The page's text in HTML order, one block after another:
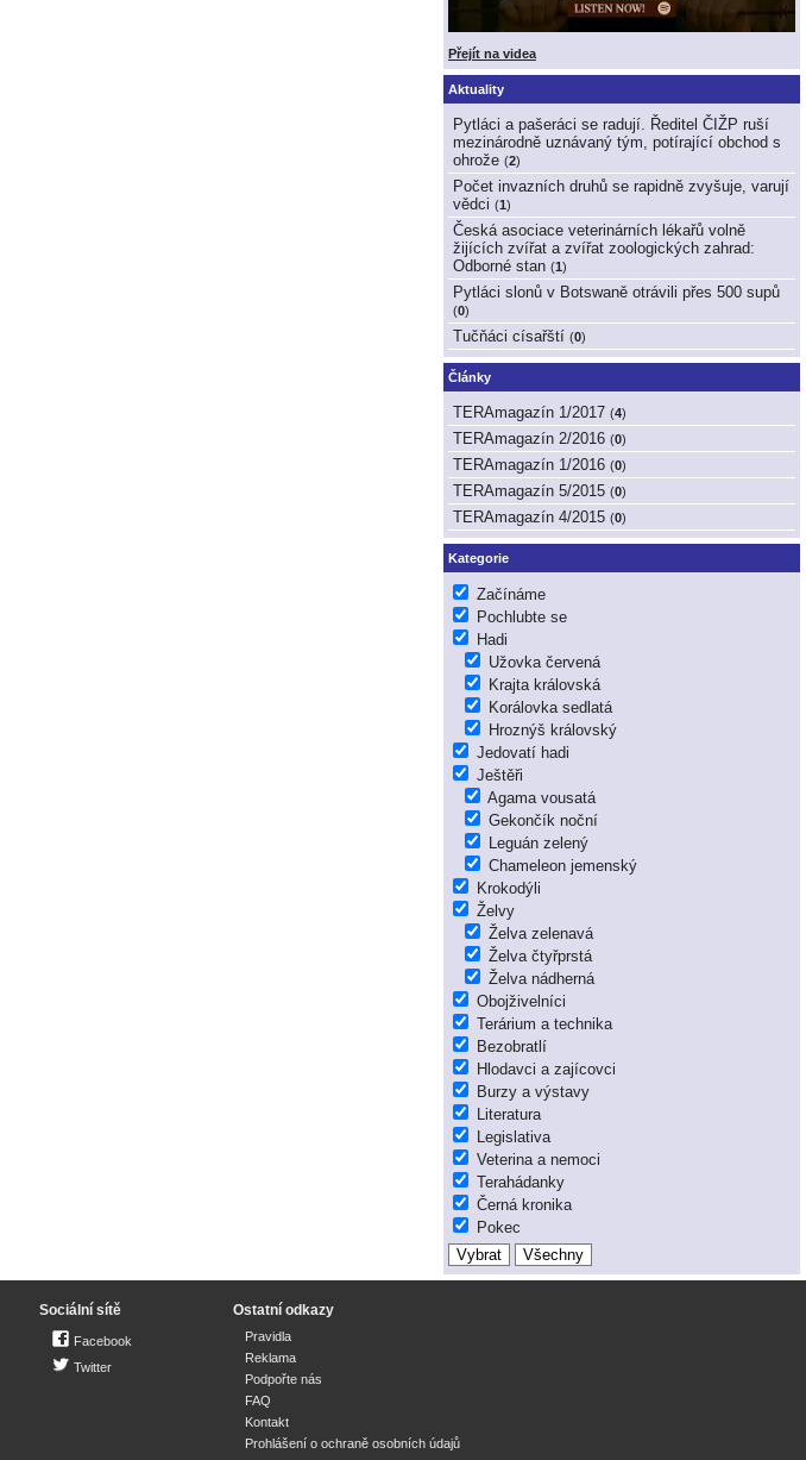
Přejít na videa
Aktuality
Pytláci a pašeráci se radují. Ředitel ČIŽP ruší
mezinárodně uznávaný tým, potírající obchod s
ohrože (2)
Počet invazních druhů se rapidně zvyšuje, varují
vědci (1)
Česká asociace veterinárních lékařů volně
žijících zvířat a zvířat zoologických zahrad:
Odborné stan (1)
Pytláci slonů v Botswaně otrávili přes 500 supů
(0)
Tučňáci císařští (0)
Články
TERAmagazín 1/2017 (4)
TERAmagazín 2/2016 (0)
TERAmagazín 1/2016 (0)
TERAmagazín 5/2015 (0)
TERAmagazín 4/2015 (0)
Kategorie
Začínáme
Pochlubte se
Hadi
Užovka červená
Krajta královská
Korálovka sedlatá
Hroznýš královský
Jedovatí hadi
Ještěři
Agama vousatá
Gekončík noční
Leguán zelený
Chameleon jemenský
Krokodýli
Želvy
Želva zelenavá
Želva čtyřprstá
Želva nádherná
Obojživelníci
Terárium a technika
Bezobratlí
Hlodavci a zajícovci
Burzy a výstavy
Literatura
Legislativa
Veterina a nemoci
Terahádanky
Černá kronika
Pokec
Sociální sítě
Facebook
Twitter
Ostatní odkazy
Pravidla
Reklama
Podpořte nás
FAQ
Kontakt
Prohlášení o ochraně osobních údajů